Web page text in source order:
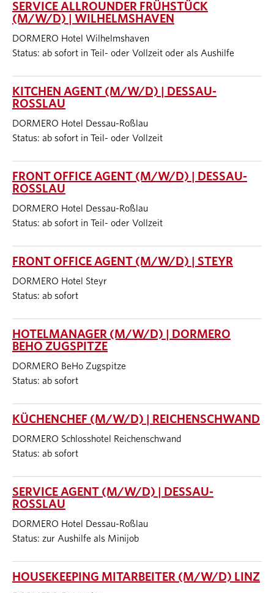
SERVICE ALLROUNDER FRÜHSTÜCK
(M/W/D) | WILHELMSHAVEN
DORMERO Hotel Wilhelmshaven
Status: ab sofort in Teil- oder Vollzeit oder als Aushilfe
KITCHEN AGENT (M/W/D) | DESSAU-
ROSSLAU
DORMERO Hotel Dessau-Roßlau
Status: ab sofort in Teil- oder Vollzeit
FRONT OFFICE AGENT (M/W/D) | DESSAU-
ROSSLAU
DORMERO Hotel Dessau-Roßlau
Status: ab sofort in Teil- oder Vollzeit
FRONT OFFICE AGENT (M/W/D) | STEYR
DORMERO Hotel Steyr
Status: ab sofort
HOTELMANAGER (M/W/D) | DORMERO
BEHO ZUGSPITZE
DORMERO BeHo Zugspitze
Status: ab sofort
KÜCHENCHEF (M/W/D) | REICHENSCHWAND
DORMERO Schlosshotel Reichenschwand
Status: ab sofort
SERVICE AGENT (M/W/D) | DESSAU-
ROSSLAU
DORMERO Hotel Dessau-Roßlau
Status: zur Aushilfe als Minijob
HOUSEKEEPING MITARBEITER (M/W/D) LINZ